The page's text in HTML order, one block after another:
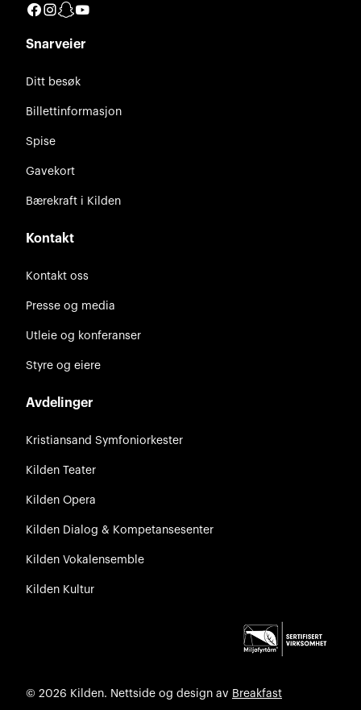
Facebook
Instagram
Snapchat
Snarveier
Ditt besøk
Billettinformasjon
Spise
Gavekort
Bærekraft i Kilden
Kontakt
Kontakt oss
Presse og media
Utleie og konferanser
Styre og eiere
Avdelinger
Kristiansand Symfoniorkester
Kilden Teater
Kilden Opera
Kilden Dialog & Kompetansesenter
Kilden Vokalensemble
Kilden Kultur
© 2026 Kilden. Nettside og design av Breakfast